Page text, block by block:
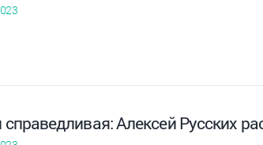
справедливая: Алексей Русских